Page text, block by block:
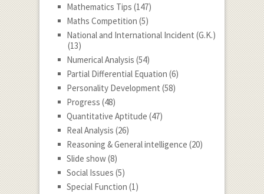
Mathematics Tips (147)
Maths Competition (5)
National and International Incident (G.K.)
(13)
Numerical Analysis (54)
Partial Differential Equation (6)
Personality Development (58)
Progress (48)
Quantitative Aptitude (47)
Real Analysis (26)
Reasoning & General intelligence (20)
Slide show(8)
Social Issues (5)
Special Function (1)